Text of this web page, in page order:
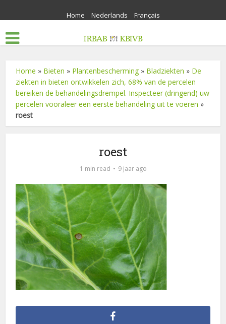
Home Nederlands Français
Home » Bieten » Plantenbescherming » Bladziekten » De
ziekten in bieten ontwikkelen zich, 68% van de percelen
bereiken de behandelingsdrempel. Inspecteer (dringend) uw
percelen vooraleer een eerste behandeling uit te voeren »
roest
roest
1 min read 9 jaar ago